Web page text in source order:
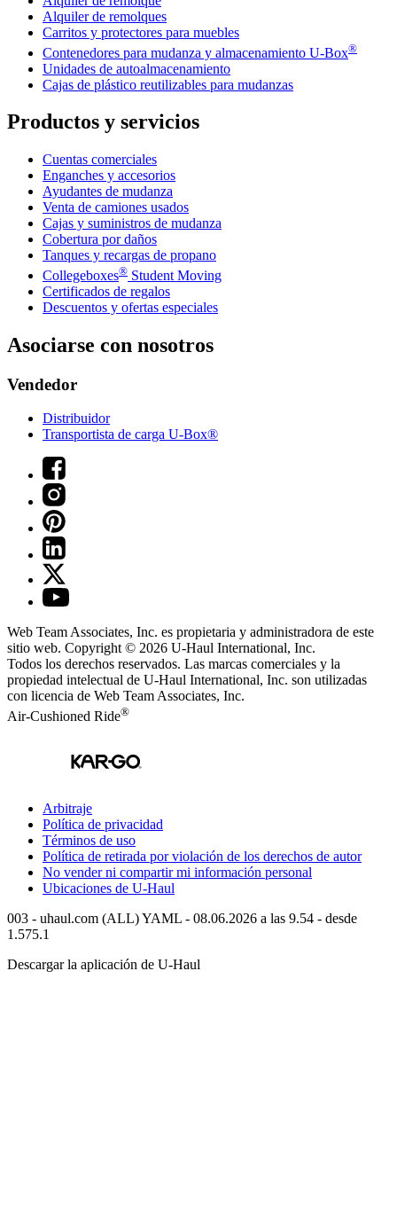
Alquiler de remolques
Carritos y protectores para muebles
Contenedores para mudanza y almacenamiento U-Box®
Unidades de autoalmacenamiento
Cajas de plástico reutilizables para mudanzas
Productos y servicios
Cuentas comerciales
Enganches y accesorios
Ayudantes de mudanza
Venta de camiones usados
Cajas y suministros de mudanza
Cobertura por daños
Tanques y recargas de propano
Collegeboxes® Student Moving
Certificados de regalos
Descuentos y ofertas especiales
Asociarse con nosotros
Vendedor
Distribuidor
Transportista de carga U-Box®
Web Team Associates, Inc. es propietaria y administradora de este
sitio web. Copyright © 2026 U-Haul International, Inc.
Todos los derechos reservados. Las marcas comerciales y la
propiedad intelectual de U-Haul International, Inc. son utilizadas
con licencia de Web Team Associates, Inc.
Air-Cushioned Ride®
Arbitraje
Política de privacidad
Términos de uso
Política de retirada por violación de los derechos de autor
No vender ni compartir mi información personal
Ubicaciones de U-Haul
003 - uhaul.com (ALL) YAML - 08.06.2026 a las 9.54 - desde
1.575.1
Descargar la aplicación de U-Haul